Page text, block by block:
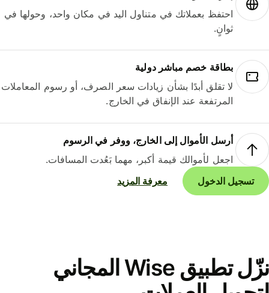
احتفظ بعملاتك في متناول اليد في مكان واحد، وحولها في
ثوانٍ.
بطاقة خصم مباشر دولية
لا تقلق أبدًا بشأن زيادات سعر الصرف، أو رسوم المعاملات
المرتفعة عند الإنفاق في الخارج.
أرسل الأموال إلى الخارج، ووفر في الرسوم
اجعل لأموالك قيمة أكبر، مهما بَعُدت المسافات.
تسجيل الدخول
معرفة المزيد
نزّل تطبيق Wise المجاني